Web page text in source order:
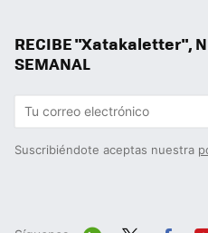
RECIBE "Xatakaletter",
SEMANAL
Suscribiéndote aceptas nuestra